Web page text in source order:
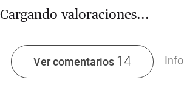
Cargando valoraciones...
Ver comentarios 14